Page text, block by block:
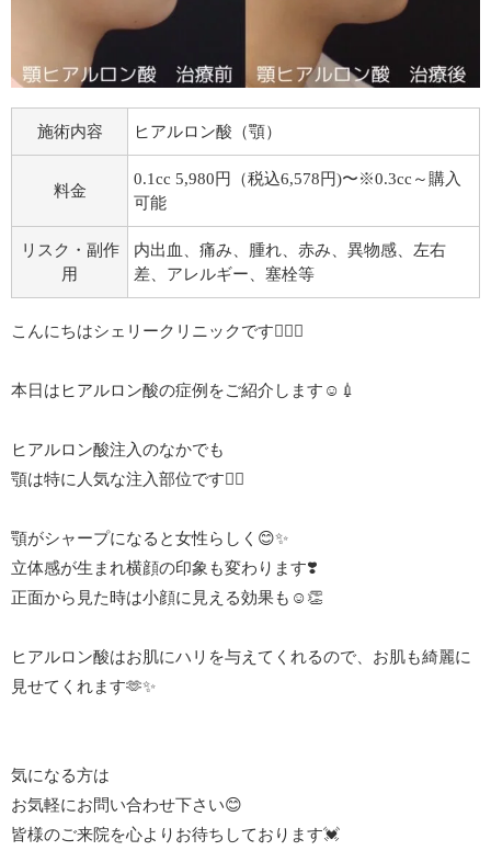
施術内容 ヒアルロン酸（顎）
料金
0.1cc 5,980円（税込6,578円)〜※0.3cc～購入
可能
リスク・副作
用
内出血、痛み、腫れ、赤み、異物感、左右
差、アレルギー、塞栓等
こんにちはシェリークリニックです💁🏻‍♀️
本日はヒアルロン酸の症例をご紹介します☺️💉
ヒアルロン酸注入のなかでも
顎は特に人気な注入部位です🙋‍♀️
顎がシャープになると女性らしく😊✨
立体感が生まれ横顔の印象も変わります❣️
正面から見た時は小顔に見える効果も☺️👏
ヒアルロン酸はお肌にハリを与えてくれるので、お肌も綺麗に
見せてくれます🫶✨
気になる方は
お気軽にお問い合わせ下さい😊
皆様のご来院を心よりお待ちしております💓